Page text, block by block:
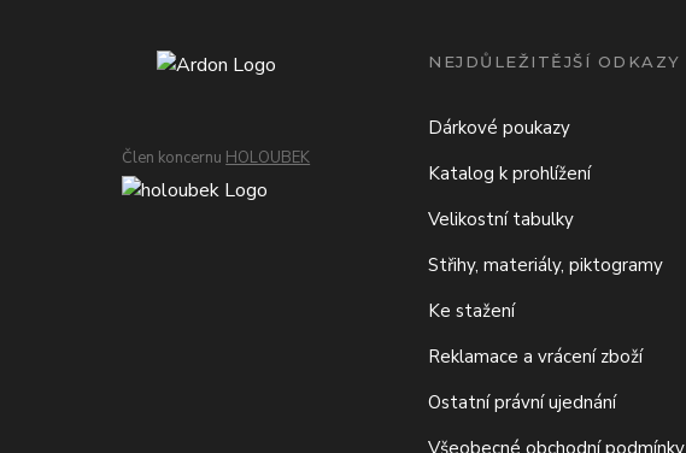
Člen koncernu HOLOUBEK
NEJDŮLEŽITĚJŠÍ ODKAZY
Dárkové poukazy
Katalog k prohlížení
Velikostní tabulky
Střihy, materiály, piktogramy
Ke stažení
Reklamace a vrácení zboží
Ostatní právní ujednání
Všeobecné obchodní podmínky